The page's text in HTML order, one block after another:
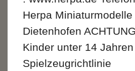
Herpa
Dietenhofen
Kinder unter 14
Spielzeugrichtlinie